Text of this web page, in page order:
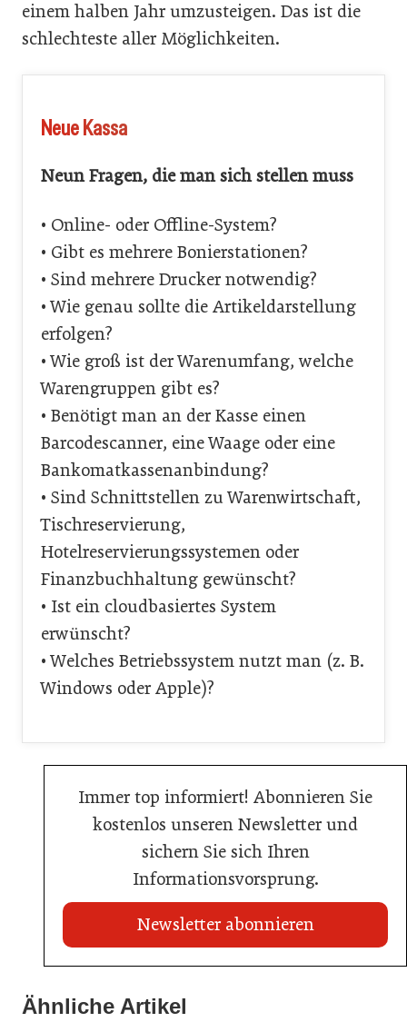
einem halben Jahr umzusteigen. Das ist die
schlechteste aller Möglichkeiten.
Neue Kassa
Neun Fragen, die man sich stellen muss
• Online- oder Offline-System?
• Gibt es mehrere Bonierstationen?
• Sind mehrere Drucker notwendig?
• Wie genau sollte die Artikeldarstellung
erfolgen?
• Wie groß ist der Warenumfang, welche
Warengruppen gibt es?
• Benötigt man an der Kasse einen
Barcodescanner, eine Waage oder eine
Bankomatkassenanbindung?
• Sind Schnittstellen zu Warenwirtschaft,
Tischreservierung,
Hotelreservierungssystemen oder
Finanzbuchhaltung gewünscht?
• Ist ein cloudbasiertes System
erwünscht?
• Welches Betriebssystem nutzt man (z. B.
Windows oder Apple)?
Immer top informiert! Abonnieren Sie
kostenlos unseren Newsletter und
sichern Sie sich Ihren
Informationsvorsprung.
Newsletter abonnieren
Ähnliche Artikel
War die Fußball-WM 2026 für Ihren Betrieb ein
21. Juli 2026
Stipendium für Nachwuchstalent in der Wiener